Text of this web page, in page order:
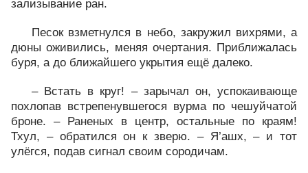
зализывание ран.
Песок взметнулся в небо, закружил вихрями, а
дюны оживились, меняя очертания. Приближалась
буря, а до ближайшего укрытия ещё далеко.
– Встать в круг! – зарычал он, успокаивающе
похлопав встрепенувшегося вурма по чешуйчатой
броне. – Раненых в центр, остальные по краям!
Тхул, – обратился он к зверю. – Я’ашх, – и тот
улёгся, подав сигнал своим сородичам.